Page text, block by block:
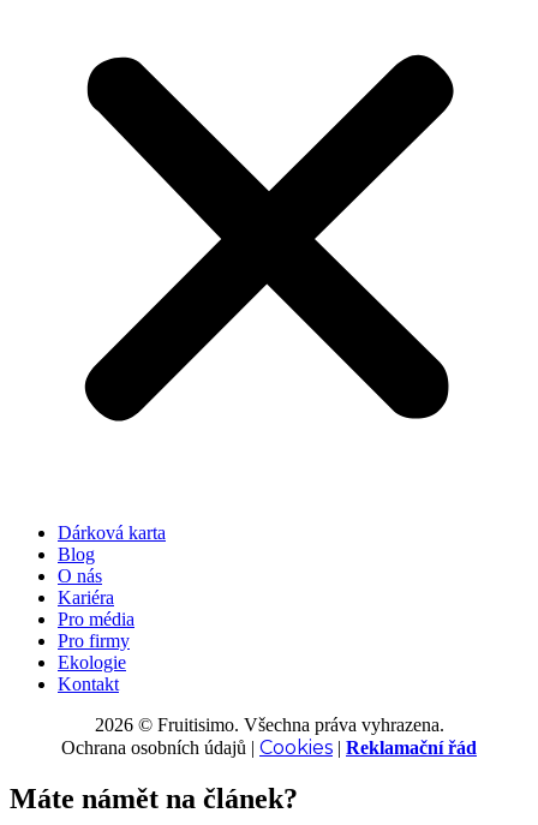
Dárková karta
Blog
O nás
Kariéra
Pro média
Pro firmy
Ekologie
Kontakt
2026 © Fruitisimo. Všechna práva vyhrazena.
Ochrana osobních údajů | Cookies | Reklamační řád
Máte námět na článek?